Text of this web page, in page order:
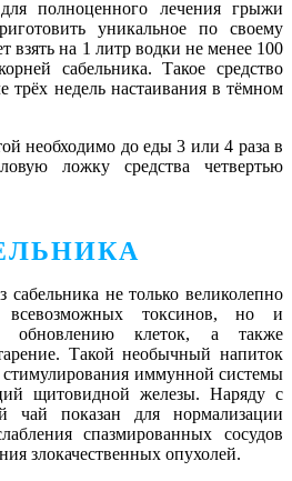
полноценного лечения грыжи
уникальное по своему
взять на 1 литр водки не менее 100
сабельника. Такое средство
трёх недель настаивания в тёмном
необходимо до еды 3 или 4 раза в
ложку средства четвертью
не только великолепно
токсинов, но и
обновлению клеток, а также
Такой необычный напиток
стимулирования иммунной системы
щитовидной железы. Наряду с
чай показан для нормализации
спазмированных сосудов
злокачественных опухолей.